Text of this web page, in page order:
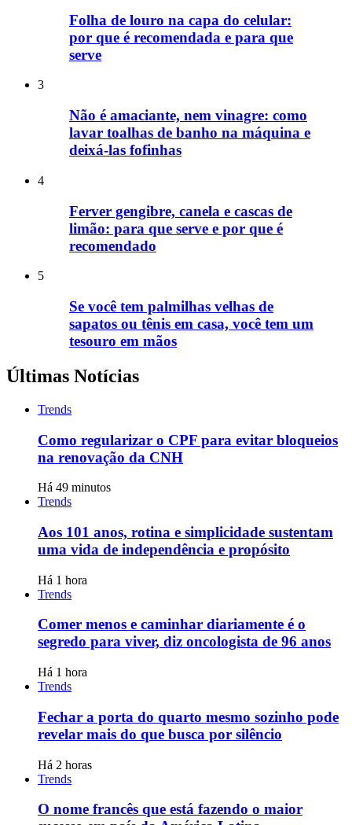
Folha de louro na capa do celular:
por que é recomendada e para que
serve
3
Não é amaciante, nem vinagre: como
lavar toalhas de banho na máquina e
deixá-las fofinhas
4
Ferver gengibre, canela e cascas de
limão: para que serve e por que é
recomendado
5
Se você tem palmilhas velhas de
sapatos ou tênis em casa, você tem um
tesouro em mãos
Últimas Notícias
Trends
Como regularizar o CPF para evitar bloqueios
na renovação da CNH
Há 49 minutos
Trends
Aos 101 anos, rotina e simplicidade sustentam
uma vida de independência e propósito
Há 1 hora
Trends
Comer menos e caminhar diariamente é o
segredo para viver, diz oncologista de 96 anos
Há 1 hora
Trends
Fechar a porta do quarto mesmo sozinho pode
revelar mais do que busca por silêncio
Há 2 horas
Trends
O nome francês que está fazendo o maior